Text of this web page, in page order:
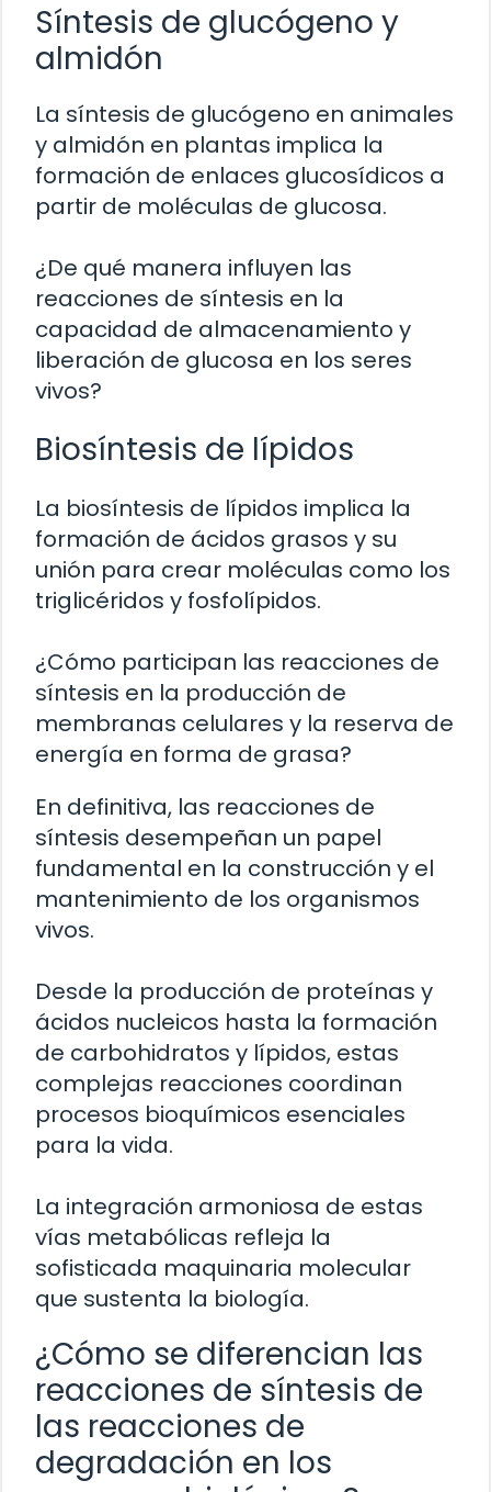
Síntesis de glucógeno y
almidón
La síntesis de glucógeno en animales
y almidón en plantas implica la
formación de enlaces glucosídicos a
partir de moléculas de glucosa.
¿De qué manera influyen las
reacciones de síntesis en la
capacidad de almacenamiento y
liberación de glucosa en los seres
vivos?
Biosíntesis de lípidos
La biosíntesis de lípidos implica la
formación de ácidos grasos y su
unión para crear moléculas como los
triglicéridos y fosfolípidos.
¿Cómo participan las reacciones de
síntesis en la producción de
membranas celulares y la reserva de
energía en forma de grasa?
En definitiva, las reacciones de
síntesis desempeñan un papel
fundamental en la construcción y el
mantenimiento de los organismos
vivos.
Desde la producción de proteínas y
ácidos nucleicos hasta la formación
de carbohidratos y lípidos, estas
complejas reacciones coordinan
procesos bioquímicos esenciales
para la vida.
La integración armoniosa de estas
vías metabólicas refleja la
sofisticada maquinaria molecular
que sustenta la biología.
¿Cómo se diferencian las
reacciones de síntesis de
las reacciones de
degradación en los